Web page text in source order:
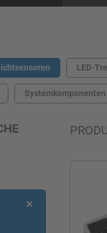
LED-
Systemkomponenten